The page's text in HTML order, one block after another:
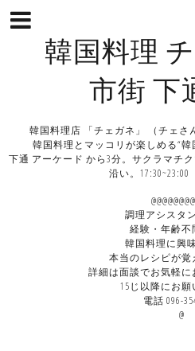
韓国料理
市街 下
韓国料理店 「チェガネ」 （チェさ
韓国料理とマッコリが楽しめる“
下通 アーケード から3分。サクラマチ
沿い。17:30~23:00
調理アシスタ
経験・年齢不
韓国料理に興
本当のレシピが覚
詳細は面談でお気軽に
15じ以降にお願
電話 096-
@